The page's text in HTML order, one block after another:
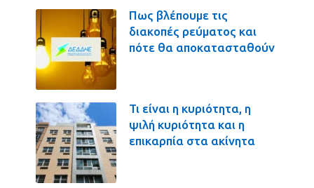
Πως βλέπουμε τις
διακοπές ρεύματος και
πότε θα αποκατασταθούν
Τι είναι η κυριότητα, η
ψιλή κυριότητα και η
επικαρπία στα ακίνητα